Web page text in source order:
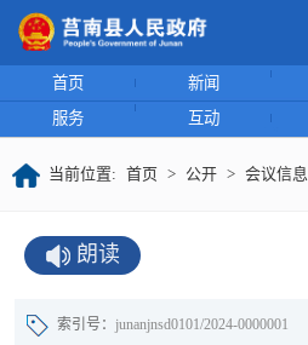
首页 新闻
服务
互动
当前位置: 首页 > 公开 > 会议信息
朗读
索引号： junanjnsd0101/2024-0000001